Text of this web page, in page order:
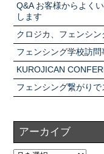
Q&A お客様からよく
します
クロジカ、フェンシ
フェンシング学校訪
KUROJICAN
フェンシング繋がり
アーカイブ